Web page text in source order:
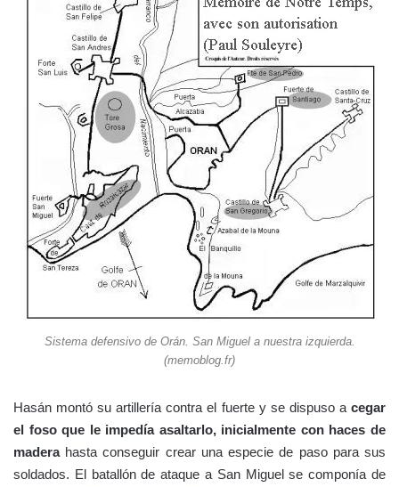
Sistema defensivo de Orán. San Miguel a nuestra izquierda.
(memoblog.fr)
Hasán montó su artillería contra el fuerte y se dispuso a cegar
el foso que le impedía asaltarlo, inicialmente con haces de
maderahasta conseguir crear una especie de paso para sus
soldados. El batallón de ataque a San Miguel se componía de